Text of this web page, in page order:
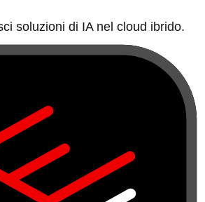
soluzioni di IA nel cloud ibrido.